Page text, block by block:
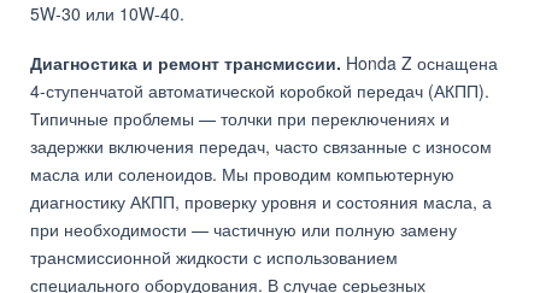
5W-30 или 10W-40.
Диагностика и ремонт трансмиссии. Honda Z оснащена
4-ступенчатой автоматической коробкой передач (АКПП).
Типичные проблемы — толчки при переключениях и
задержки включения передач, часто связанные с износом
масла или соленоидов. Мы проводим компьютерную
диагностику АКПП, проверку уровня и состояния масла, а
при необходимости — частичную или полную замену
трансмиссионной жидкости с использованием
специального оборудования. В случае серьезных